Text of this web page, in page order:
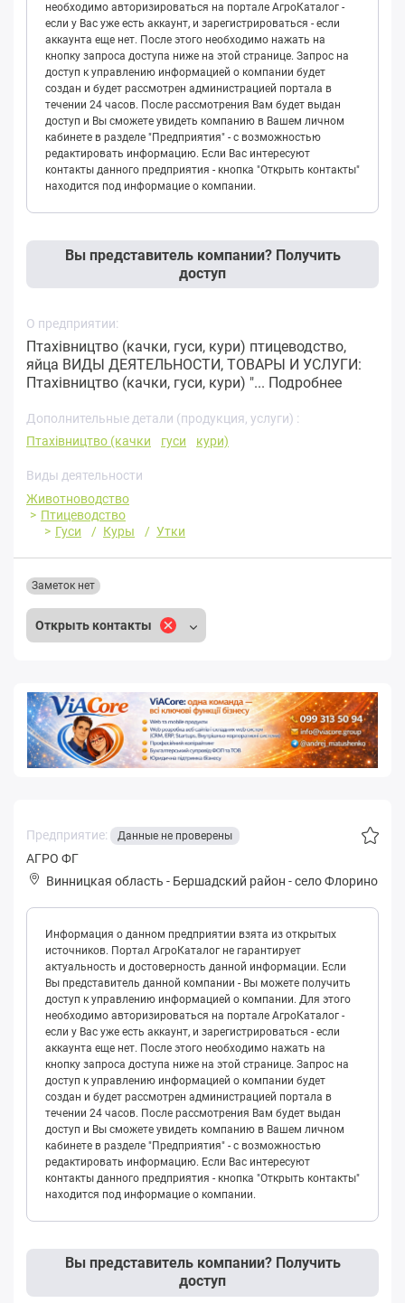
необходимо авторизироваться на портале АгроКаталог -
если у Вас уже есть аккаунт, и зарегистрироваться - если
аккаунта еще нет. После этого необходимо нажать на
кнопку запроса доступа ниже на этой странице. Запрос на
доступ к управлению информацией о компании будет
создан и будет рассмотрен администрацией портала в
течении 24 часов. После рассмотрения Вам будет выдан
доступ и Вы сможете увидеть компанию в Вашем личном
кабинете в разделе "Предприятия" - с возможностью
редактировать информацию. Если Вас интересуют
контакты данного предприятия - кнопка "Открыть контакты"
находится под информацие о компании.
Вы представитель компании? Получить
доступ
О предприятии:
Птахівництво (качки, гуси, кури) птицеводство,
яйца ВИДЫ ДЕЯТЕЛЬНОСТИ, ТОВАРЫ И УСЛУГИ:
Птахівництво (качки, гуси, кури) "... Подробнее
Дополнительные детали (продукция, услуги) :
Птахівництво (качки
гуси кури)
Виды деятельности
Животноводство
Птицеводство
Гуси
Куры Утки
Открыть контакты
Заметок нет
Предприятие: Данные не проверены
АГРО ФГ
Винницкая область - Бершадский район -село Флорино
Информация о данном предприятии взята из открытых
источников. Портал АгроКаталог не гарантирует
актуальность и достоверность данной информации. Если
Вы представитель данной компании - Вы можете получить
доступ к управлению информацией о компании. Для этого
необходимо авторизироваться на портале АгроКаталог -
если у Вас уже есть аккаунт, и зарегистрироваться - если
аккаунта еще нет. После этого необходимо нажать на
кнопку запроса доступа ниже на этой странице. Запрос на
доступ к управлению информацией о компании будет
создан и будет рассмотрен администрацией портала в
течении 24 часов. После рассмотрения Вам будет выдан
доступ и Вы сможете увидеть компанию в Вашем личном
кабинете в разделе "Предприятия" - с возможностью
редактировать информацию. Если Вас интересуют
контакты данного предприятия - кнопка "Открыть контакты"
находится под информацие о компании.
Вы представитель компании? Получить
доступ